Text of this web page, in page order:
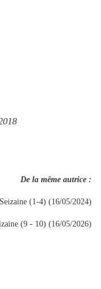
De la même autrice :
Seizaine (1-4) (16/05/2024)
(9 - 10) (16/05/2026)